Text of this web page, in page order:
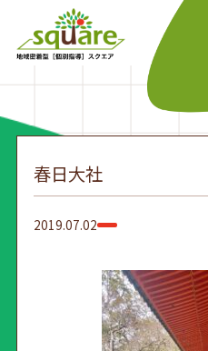
春日大社
2019.07.02